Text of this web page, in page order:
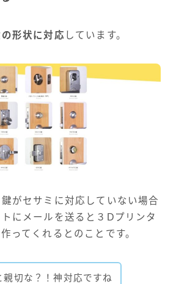
形状に対応 しています。
がセサミに対応していない場合
にメールを送ると３Dプリンタ
ってくれるとのことです。
親切な？！神対応ですね